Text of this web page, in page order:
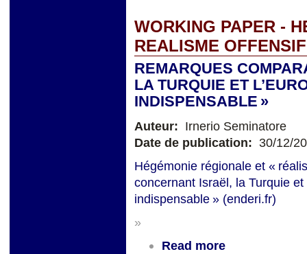
WORKING PAPER -
REALISME
REMARQUES
LA TURQUIE ET
INDISPENSABLE »
Auteur: Irnerio Seminatore
Date de publication: 30/12/
Hégémonie régionale et «
concernant Israël, la Turquie
indispensable » (enderi.fr)
»
Read more